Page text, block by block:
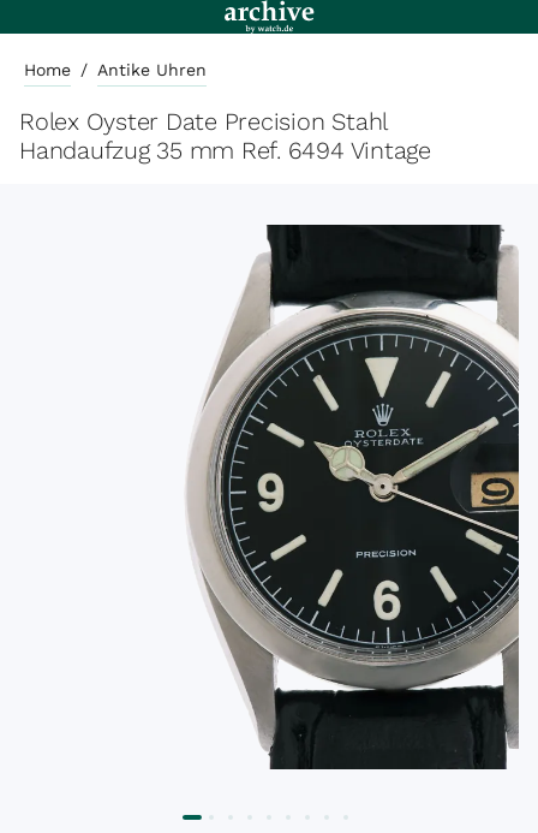
Home / Antike Uhren
Rolex Oyster Date Precision Stahl
Handaufzug 35 mm Ref. 6494 Vintage